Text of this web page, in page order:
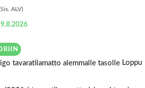
ALV)
9.8.2026
Loppu